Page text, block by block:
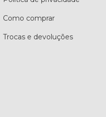
Como comprar
Trocas e devoluções